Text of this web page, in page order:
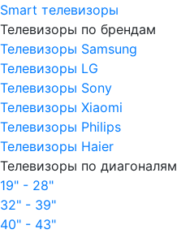
Smart телевизоры
Телевизоры по брендам
Телевизоры Samsung
Телевизоры LG
Телевизоры Sony
Телевизоры Xiaomi
Телевизоры Philips
Телевизоры Haier
Телевизоры по диагоналям
19" - 28"
32" - 39"
40" - 43"